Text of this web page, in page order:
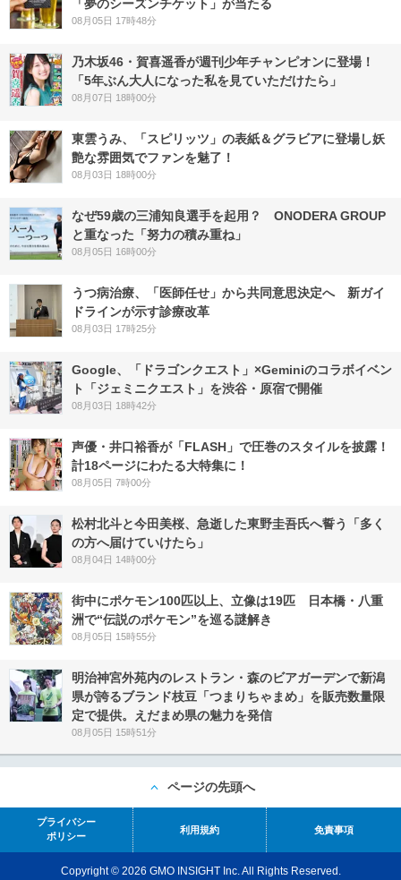
「夢のシーズンチケット」が当たる
08月05日 17時48分
乃木坂46・賀喜遥香が週刊少年チャンピオンに登場！
「5年ぶん大人になった私を見ていただけたら」
08月07日 18時00分
東雲うみ、「スピリッツ」の表紙＆グラビアに登場し妖
艶な雰囲気でファンを魅了！
08月03日 18時00分
なぜ59歳の三浦知良選手を起用？ ONODERA GROUP
と重なった「努力の積み重ね」
08月05日 16時00分
うつ病治療、「医師任せ」から共同意思決定へ 新ガイ
ドラインが示す診療改革
08月03日 17時25分
Google、「ドラゴンクエスト」×Geminiのコラボイベン
ト「ジェミニクエスト」を渋谷・原宿で開催
08月03日 18時42分
声優・井口裕香が「FLASH」で圧巻のスタイルを披露！
計18ページにわたる大特集に！
08月05日 7時00分
松村北斗と今田美桜、急逝した東野圭吾氏へ誓う「多く
の方へ届けていけたら」
08月04日 14時00分
街中にポケモン100匹以上、立像は19匹 日本橋・八重
洲で“伝説のポケモン”を巡る謎解き
08月05日 15時55分
明治神宮外苑内のレストラン・森のビアガーデンで新潟
県が誇るブランド枝豆「つまりちゃまめ」を販売数量限
定で提供。えだまめ県の魅力を発信
08月05日 15時51分
ページの先頭へ
プライバシー
ポリシー
利用規約 免責事項
Copyright © 2026 GMO INSIGHT Inc. All Rights Reserved.